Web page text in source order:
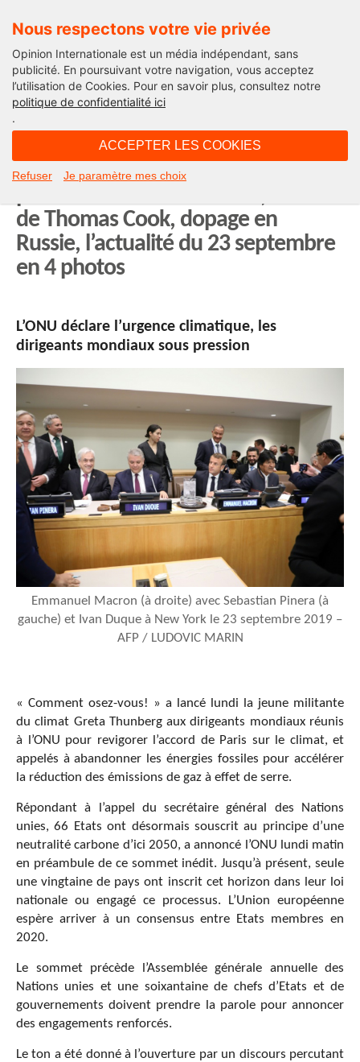
Nous respectons votre vie privée
Opinion Internationale est un média indépendant, sans
publicité. En poursuivant votre navigation, vous acceptez
l’utilisation de Cookies. Pour en savoir plus, consultez notre
politique de confidentialité ici
.
ACCEPTER LES COOKIES
Refuser Je paramètre mes choix
Actualité
Urgence climatique, ouverture du
de Thomas Cook, dopage en
Russie, l’actualité du 23 septembre
en 4 photos
L’ONU déclare l’urgence climatique, les
dirigeants mondiaux sous pression
Emmanuel Macron (à droite) avec Sebastian Pinera (à
gauche) et Ivan Duque à New York le 23 septembre 2019 –
AFP / LUDOVIC MARIN
« Comment osez-vous! » a lancé lundi la jeune militante
du climat Greta Thunberg aux dirigeants mondiaux réunis
à l’ONU pour revigorer l’accord de Paris sur le climat, et
appelés à abandonner les énergies fossiles pour accélérer
la réduction des émissions de gaz à effet de serre.
Répondant à l’appel du secrétaire général des Nations
unies, 66 Etats ont désormais souscrit au principe d’une
neutralité carbone d’ici 2050, a annoncé l’ONU lundi matin
en préambule de ce sommet inédit. Jusqu’à présent, seule
une vingtaine de pays ont inscrit cet horizon dans leur loi
nationale ou engagé ce processus. L’Union européenne
espère arriver à un consensus entre Etats membres en
2020.
Le sommet précède l’Assemblée générale annuelle des
Nations unies et une soixantaine de chefs d’Etats et de
gouvernements doivent prendre la parole pour annoncer
des engagements renforcés.
Le ton a été donné à l’ouverture par un discours percutant